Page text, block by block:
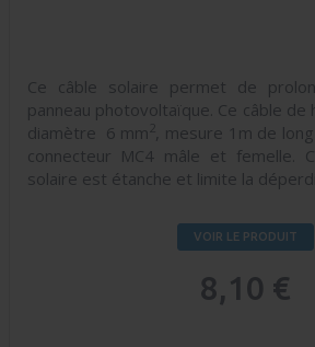
Ce câble solaire permet de
panneau photovoltaïque. Ce câble
diamètre 6 mm2
, mesure 1m de
connecteur MC4 mâle et femelle.
solaire est étanche et limite la
VOIR LE PRODUIT
8,10 €